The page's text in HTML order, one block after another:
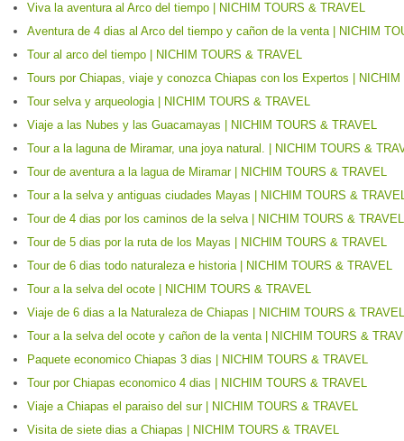
Viva la aventura al Arco del tiempo | NICHIM TOURS & TRAVEL
Aventura de 4 dias al Arco del tiempo y cañon de la venta | NICHIM
Tour al arco del tiempo | NICHIM TOURS & TRAVEL
Tours por Chiapas, viaje y conozca Chiapas con los Expertos |
Tour selva y arqueologia | NICHIM TOURS & TRAVEL
Viaje a las Nubes y las Guacamayas | NICHIM TOURS & TRAVEL
Tour a la laguna de Miramar, una joya natural. | NICHIM TOURS &
Tour de aventura a la lagua de Miramar | NICHIM TOURS & TRAVEL
Tour a la selva y antiguas ciudades Mayas | NICHIM TOURS &
Tour de 4 dias por los caminos de la selva | NICHIM TOURS & TRAVEL
Tour de 5 dias por la ruta de los Mayas | NICHIM TOURS & TRAVEL
Tour de 6 dias todo naturaleza e historia | NICHIM TOURS & TRAVEL
Tour a la selva del ocote | NICHIM TOURS & TRAVEL
Viaje de 6 dias a la Naturaleza de Chiapas | NICHIM TOURS & TRAVEL
Tour a la selva del ocote y cañon de la venta | NICHIM TOURS &
Paquete economico Chiapas 3 dias | NICHIM TOURS & TRAVEL
Tour por Chiapas economico 4 dias | NICHIM TOURS & TRAVEL
Viaje a Chiapas el paraiso del sur | NICHIM TOURS & TRAVEL
Visita de siete dias a Chiapas | NICHIM TOURS & TRAVEL